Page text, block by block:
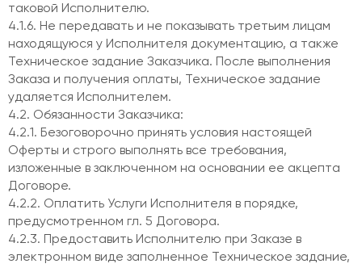
таковой Исполнителю.
4.1.6. Не передавать и не показывать третьим лицам
находящуюся у Исполнителя документацию, а также
Техническое задание Заказчика. После выполнения
Заказа и получения оплаты, Техническое задание
удаляется Исполнителем.
4.2. Обязанности Заказчика:
4.2.1. Безоговорочно принять условия настоящей
Оферты и строго выполнять все требования,
изложенные в заключенном на основании ее акцепта
Договоре.
4.2.2. Оплатить Услуги Исполнителя в порядке,
предусмотренном гл. 5 Договора.
4.2.3. Предоставить Исполнителю при Заказе в
электронном виде заполненное Техническое задание,